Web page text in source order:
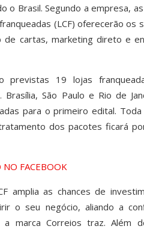
o Brasil. Segundo a empresa, as
(LCF) oferecerão os
de cartas, marketing direto e
previstas 19 lojas
Brasília, São Paulo e Rio de
para o primeiro edital. Toda
dos pacotes ficará
FACEBOOK
amplia as chances de
o seu negócio, aliando a
a marca Correios traz. Além